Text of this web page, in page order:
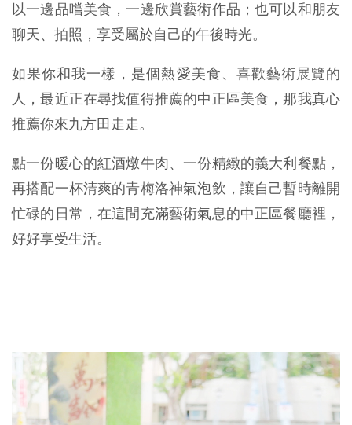
以一邊品嚐美食，一邊欣賞藝術作品；也可以和朋友
聊天、拍照，享受屬於自己的午後時光。
如果你和我一樣，是個熱愛美食、喜歡藝術展覽的
人，最近正在尋找值得推薦的中正區美食，那我真心
推薦你來九方田走走。
點一份暖心的紅酒燉牛肉、一份精緻的義大利餐點，
再搭配一杯清爽的青梅洛神氣泡飲，讓自己暫時離開
忙碌的日常，在這間充滿藝術氣息的中正區餐廳裡，
好好享受生活。